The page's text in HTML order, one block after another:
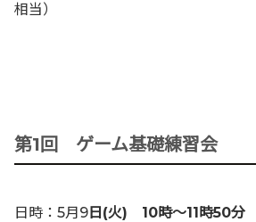
相当）
第1回 ゲーム基礎練習会
日時：5月9日(火) 10時〜11時50分